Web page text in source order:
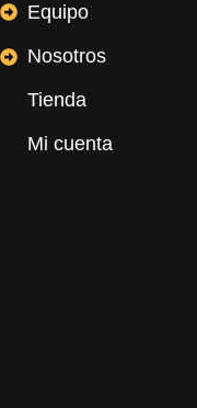
Equipo
Nosotros
Tienda
Mi cuenta